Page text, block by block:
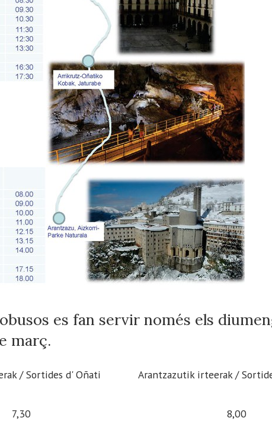
es fan servir només els
març.
/ Sortides d' Oñati Arantzazutik irteerak /
7,30 8,00